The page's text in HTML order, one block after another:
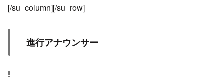
[/su_column][/su_row]
進行アナウンサー